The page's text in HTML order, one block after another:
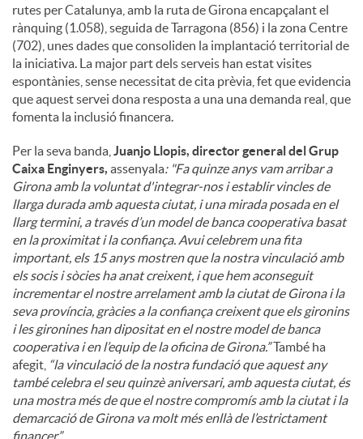
rutes per Catalunya, amb la ruta de Girona encapçalant el
rànquing (1.058), seguida de Tarragona (856) i la zona Centre
(702), unes dades que consoliden la implantació territorial de
la iniciativa. La major part dels serveis han estat visites
espontànies, sense necessitat de cita prèvia, fet que evidencia
que aquest servei dona resposta a una una demanda real, que
fomenta la inclusió financera.
Per la seva banda, Juanjo Llopis, director general del Grup
Caixa Enginyers, assenyala: "Fa quinze anys vam arribar a
Girona amb la voluntat d'integrar-nos i establir vincles de
llarga durada amb aquesta ciutat, i una mirada posada en el
llarg termini, a través d’un model de banca cooperativa basat
en la proximitat i la confiança. Avui celebrem una fita
important, els 15 anys mostren que la nostra vinculació amb
els socis i sòcies ha anat creixent, i que hem aconseguit
incrementar el nostre arrelament amb la ciutat de Girona i la
seva província, gràcies a la confiança creixent que els gironins
i les gironines han dipositat en el nostre model de banca
cooperativa i en l’equip de la oficina de Girona.”També ha
afegit, “la vinculació de la nostra fundació que aquest any
també celebra el seu quinzè aniversari, amb aquesta ciutat, és
una mostra més de que el nostre compromís amb la ciutat i la
demarcació de Girona va molt més enllà de l’estrictament
financer”.